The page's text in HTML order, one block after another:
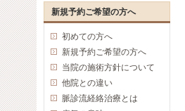
新規予約ご希望の方へ
初めての方へ
新規予約ご希望の方へ
当院の施術方針について
他院との違い
脈診流経絡治療とは